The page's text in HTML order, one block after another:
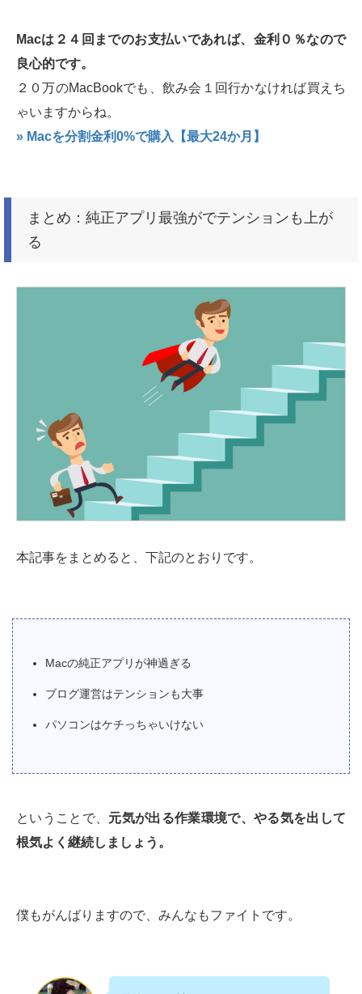
Macは２４回までのお支払いであれば、金利０％なので
良心的です。
２０万のMacBookでも、飲み会１回行かなければ買えち
ゃいますからね。
» Macを分割金利0%で購入【最大24か月】
まとめ：純正アプリ最強がでテンションも上が
る
本記事をまとめると、下記のとおりです。
Macの純正アプリが神過ぎる
ブログ運営はテンションも大事
パソコンはケチっちゃいけない
ということで、 元気が出る作業環境で、やる気を出して
根気よく継続しましょう。
僕もがんばりますので、みんなもファイトです。